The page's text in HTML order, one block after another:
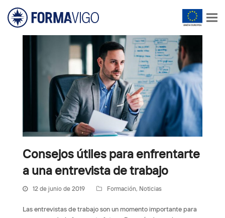
Consejos útiles para enfrentarte
a una entrevista de trabajo
12 de junio de 2019 Formación, Noticias
Las entrevistas de trabajo son un momento importante para